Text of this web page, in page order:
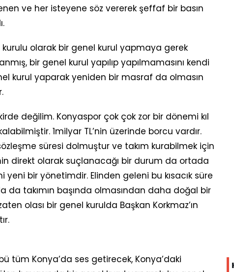
ve her isteyene söz vererek şeffaf bir basın
kurulu olarak bir genel kurul yapmaya gerek
bir genel kurul yapılıp yapılmamasını kendi
kurul yaparak yeniden bir masraf da olmasın
değilim. Konyaspor çok çok zor bir dönemi kıl
1milyar TL’nin üzerinde borcu vardır.
süresi dolmuştur ve takım kurabilmek için
direkt olarak suçlanacağı bir durum da ortada
bir yönetimdir. Elinden geleni bu kısacık süre
da takımın başında olmasından daha doğal bir
olası bir genel kurulda Başkan Korkmaz’ın
tüm Konya’da ses getirecek, Konya’daki